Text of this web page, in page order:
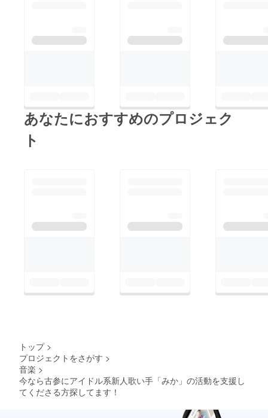
あなたにおすすめのプロジェク
ト
トップ >
プロジェクトをさがす >
音楽 >
今なら古参にアイドル系新人歌い手「みか」の活動を支援し
てくださる方探してます！